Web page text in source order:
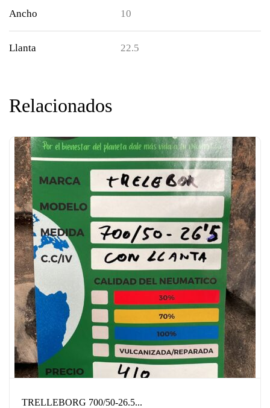
Ancho 10
Llanta 22.5
Relacionados
TRELLEBORG 700/50-26.5...